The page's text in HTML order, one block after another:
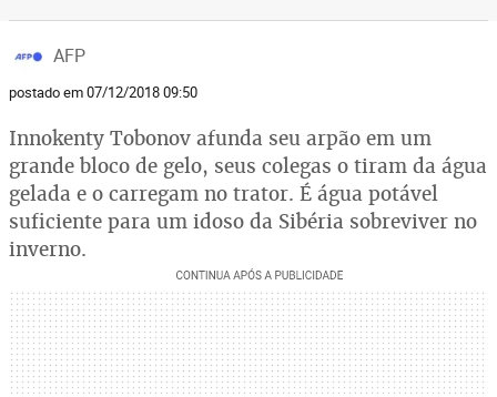
AFP
postado em 07/12/2018 09:50
Innokenty Tobonov afunda seu arpão em um
grande bloco de gelo, seus colegas o tiram da água
gelada e o carregam no trator. É água potável
suficiente para um idoso da Sibéria sobreviver no
inverno.